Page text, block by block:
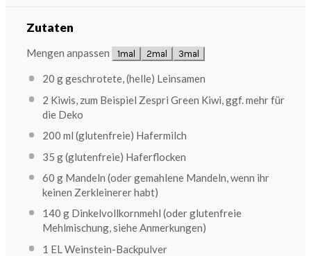
Zutaten
Mengen anpassen 1mal 2mal 3mal
20 ggeschrotete, (helle) Leinsamen
2 Kiwis, zum Beispiel Zespri Green Kiwi, ggf. mehr für
die Deko
200 ml (glutenfreie) Hafermilch
35 g(glutenfreie) Haferflocken
60 gMandeln (oder gemahlene Mandeln, wenn ihr
keinen Zerkleinerer habt)
140 gDinkelvollkornmehl (oder glutenfreie
Mehlmischung, siehe Anmerkungen)
1 EL Weinstein-Backpulver